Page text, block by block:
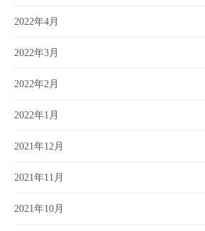
2022年4月
2022年3月
2022年2月
2022年1月
2021年12月
2021年11月
2021年10月